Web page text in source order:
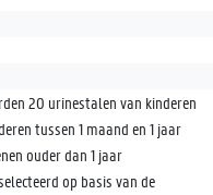
20 urinestalen van kinderen
tussen 1 maand en 1 jaar
ouder dan 1 jaar
op basis van de